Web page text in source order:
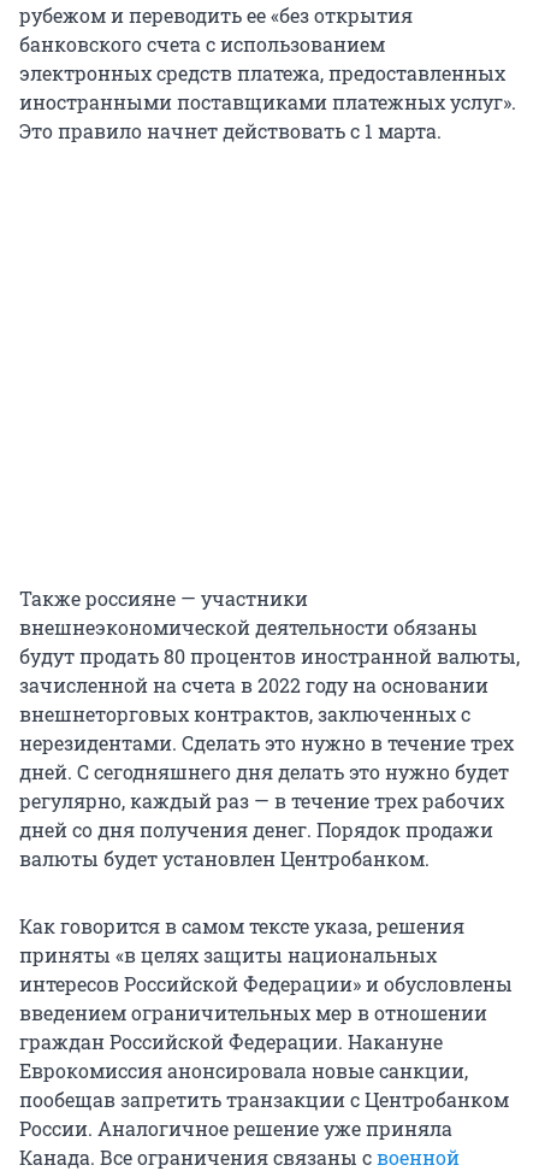
рубежом и переводить ее «без открытия
банковского счета с использованием
электронных средств платежа, предоставленных
иностранными поставщиками платежных услуг».
Это правило начнет действовать с 1 марта.
Также россияне — участники
внешнеэкономической деятельности обязаны
будут продать 80 процентов иностранной валюты,
зачисленной на счета в 2022 году на основании
внешнеторговых контрактов, заключенных с
нерезидентами. Сделать это нужно в течение трех
дней. С сегодняшнего дня делать это нужно будет
регулярно, каждый раз — в течение трех рабочих
дней со дня получения денег. Порядок продажи
валюты будет установлен Центробанком.
Как говорится в самом тексте указа, решения
приняты «в целях защиты национальных
интересов Российской Федерации» и обусловлены
введением ограничительных мер в отношении
граждан Российской Федерации. Накануне
Еврокомиссия анонсировала новые санкции,
пообещав запретить транзакции с Центробанком
России. Аналогичное решение уже приняла
Канада. Все ограничения связаны своенной